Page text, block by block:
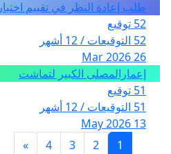
طلب إعادة النظر في تقييم اختبار MAT240 ومنح Bonus
52 توقيع
52 التوقيعات / 12 أشهر
26 Mar 2026
إعمارالمصلى الكبير لتماشت
51 توقيع
51 التوقيعات / 12 أشهر
13 May 2026
1
2
3
4
»